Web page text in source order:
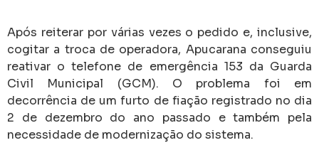
Após reiterar por várias vezes o pedido e, inclusive,
cogitar a troca de operadora, Apucarana conseguiu
reativar o telefone de emergência 153 da Guarda
Civil Municipal (GCM). O problema foi em
decorrência de um furto de fiação registrado no dia
2 de dezembro do ano passado e também pela
necessidade de modernização do sistema.